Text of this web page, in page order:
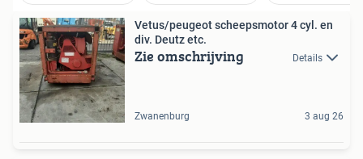
Vetus/peugeot scheepsmotor 4 cyl. en
div. Deutz etc.
Zie omschrijving Details
Zwanenburg 3 aug 26